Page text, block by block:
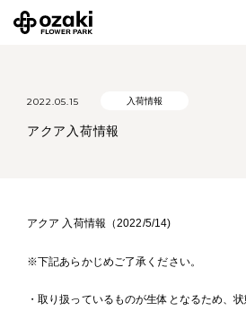
2022.05.15 入荷情報
アクア入荷情報
アクア 入荷情報（2022/5/14)
※下記あらかじめご了承ください。
・取り扱っているものが生体となるため、